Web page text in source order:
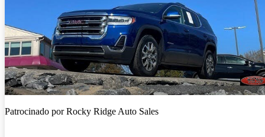
Patrocinado porRocky Ridge Auto Sales